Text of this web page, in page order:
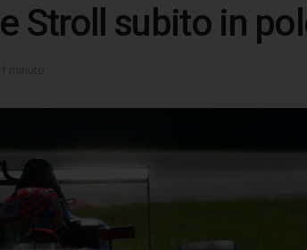
Stroll subito in